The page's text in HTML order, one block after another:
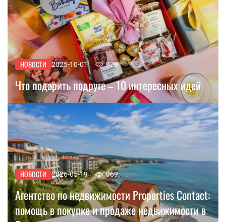
НОВОСТИ 2025-10-01 979
Что подарить подруге – 10 интересных идей
НОВОСТИ 2026-05-19 969
Агентство по недвижимости Properties Contact:
помощь в покупке и продаже недвижимости в